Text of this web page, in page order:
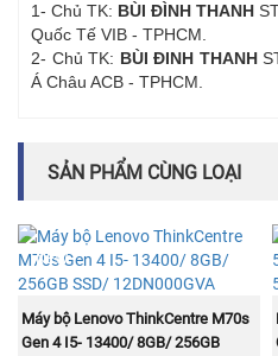
1- Chủ TK: BÙI ĐÌNH THANH
Quốc Tế VIB - TPHCM.
2- Chủ TK: BÙI ĐINH THANH
Á Châu ACB - TPHCM.
SẢN PHẨM CÙNG LOẠI
NEW
MUA NGAY
Máy bộ Lenovo ThinkCentre M70s
Gen 4 I5- 13400/ 8GB/ 256GB